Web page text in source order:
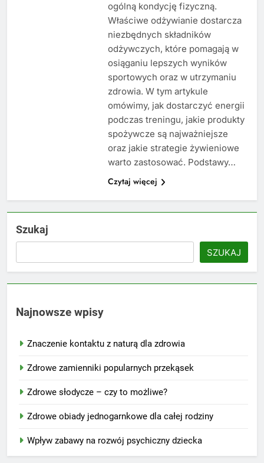
ogólną kondycję fizyczną.
Właściwe odżywianie dostarcza
niezbędnych składników
odżywczych, które pomagają w
osiąganiu lepszych wyników
sportowych oraz w utrzymaniu
zdrowia. W tym artykule
omówimy, jak dostarczyć energii
podczas treningu, jakie produkty
spożywcze są najważniejsze
oraz jakie strategie żywieniowe
warto zastosować. Podstawy…
Czytaj więcej
Szukaj
SZUKAJ
Najnowsze wpisy
Znaczenie kontaktu z naturą dla zdrowia
Zdrowe zamienniki popularnych przekąsek
Zdrowe słodycze – czy to możliwe?
Zdrowe obiady jednogarnkowe dla całej rodziny
Wpływ zabawy na rozwój psychiczny dziecka